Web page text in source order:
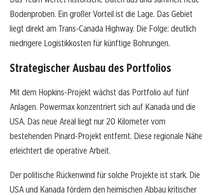
Bodenproben. Ein großer Vorteil ist die Lage. Das Gebiet
liegt direkt am Trans-Canada Highway. Die Folge: deutlich
niedrigere Logistikkosten für künftige Bohrungen.
Strategischer Ausbau des Portfolios
Mit dem Hopkins-Projekt wächst das Portfolio auf fünf
Anlagen. Powermax konzentriert sich auf Kanada und die
USA. Das neue Areal liegt nur 20 Kilometer vom
bestehenden Pinard-Projekt entfernt. Diese regionale Nähe
erleichtert die operative Arbeit.
Der politische Rückenwind für solche Projekte ist stark. Die
USA und Kanada fördern den heimischen Abbau kritischer